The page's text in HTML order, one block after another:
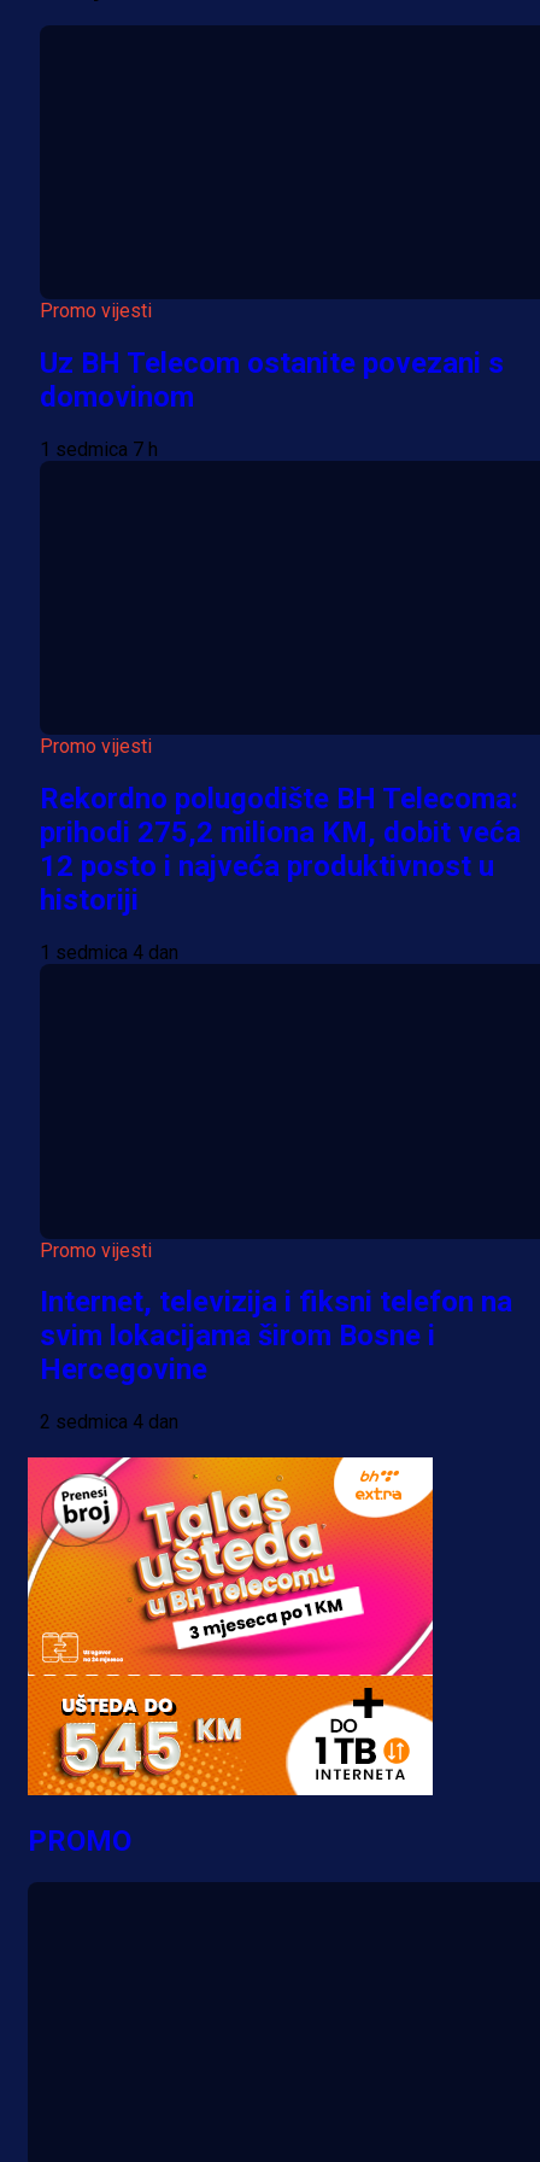
Promo vijesti
Uz BH Telecom ostanite povezani s
domovinom
1 sedmica 7 h
Promo vijesti
Rekordno polugodište BH Telecoma:
prihodi 275,2 miliona KM, dobit veća
12 posto i najveća produktivnost u
historiji
1 sedmica 4 dan
Promo vijesti
Internet, televizija i fiksni telefon na
svim lokacijama širom Bosne i
Hercegovine
2 sedmica 4 dan
PROMO